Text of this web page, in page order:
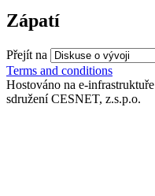
Zápatí
Přejít na
Terms and conditions
Hostováno na e-infrastruktuře
sdružení CESNET, z.s.p.o.